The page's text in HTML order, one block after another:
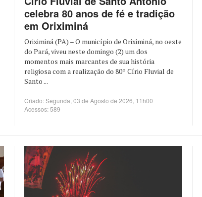
celebra 80 anos de fé e tradição
em Oriximiná
Oriximiná (PA) – O município de Oriximiná, no oeste
do Pará, viveu neste domingo (2) um dos
momentos mais marcantes de sua história
religiosa com a realização do 80º Círio Fluvial de
Santo ...
Criado: Segunda, 03 de Agosto de 2026, 11h00
Acessos: 589